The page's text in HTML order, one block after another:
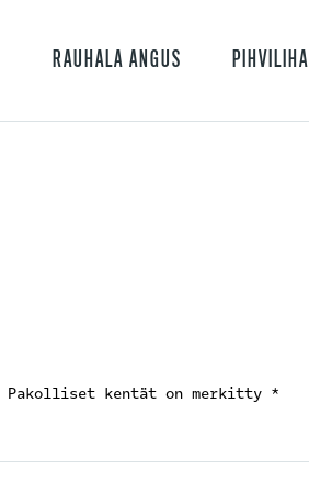
RAUHALA ANGUS PIHVILIHA
Pakolliset kentät on merkitty *